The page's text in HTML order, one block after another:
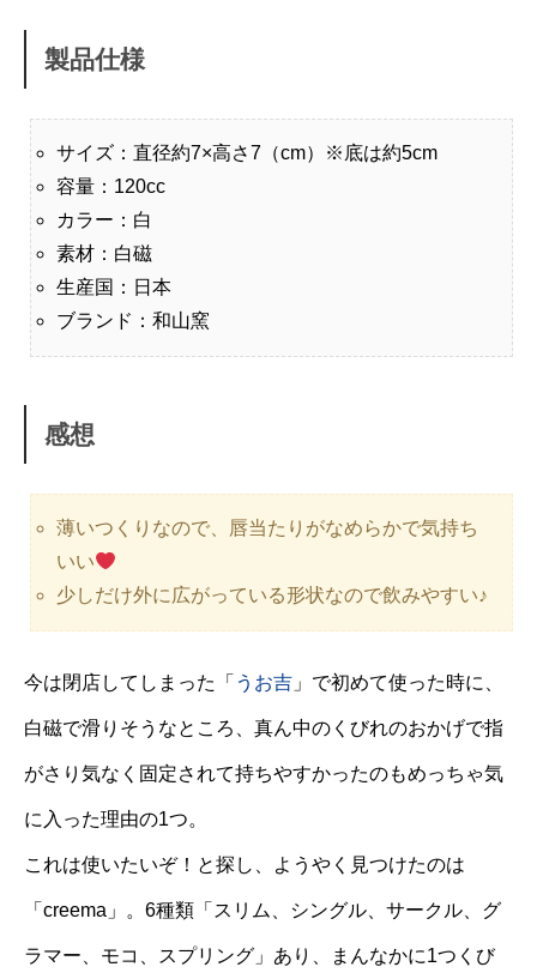
製品仕様
サイズ：直径約7×高さ7（cm）※底は約5cm
容量：120cc
カラー：白
素材：白磁
生産国：日本
ブランド：和山窯
感想
薄いつくりなので、唇当たりがなめらかで気持ち
いい
少しだけ外に広がっている形状なので飲みやすい♪
今は閉店してしまった「 うお吉 」で初めて使った時に、
白磁で滑りそうなところ、真ん中のくびれのおかげで指
がさり気なく固定されて持ちやすかったのもめっちゃ気
に入った理由の1つ。
これは使いたいぞ！と探し、ようやく見つけたのは
「creema」。6種類「スリム、シングル、サークル、グ
ラマー、モコ、スプリング」あり、まんなかに1つくび